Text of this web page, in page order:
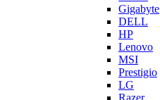
Gigabyte
DELL
HP
Lenovo
MSI
Prestigio
LG